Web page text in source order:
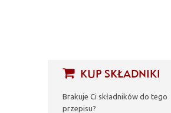
KUP SKŁADNIKI
Brakuje Ci składników do tego
przepisu?